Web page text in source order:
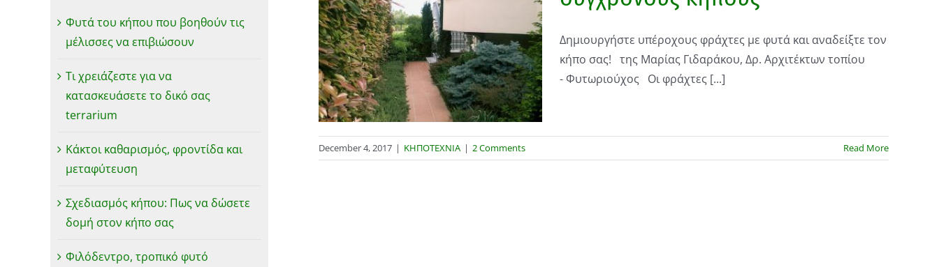
Δημιουργήστε υπέροχους φράχτες με φυτά και αναδείξτε τον
κήπο σας! της Μαρίας Γιδαράκου, Δρ. Αρχιτέκτων τοπίου
- Φυτωριούχος Οι φράχτες [...]
December 4, 2017 | ΚΗΠΟΤΕΧΝΙΑ | 2 Comments Read More
Φυτά του κήπου που βοηθούν τις
μέλισσες να επιβιώσουν
Τι χρειάζεστε για να
κατασκευάσετε το δικό σας
terrarium
Κάκτοι καθαρισμός, φροντίδα και
μεταφύτευση
Σχεδιασμός κήπου: Πως να δώσετε
δομή στον κήπο σας
Φιλόδεντρο, τροπικό φυτό